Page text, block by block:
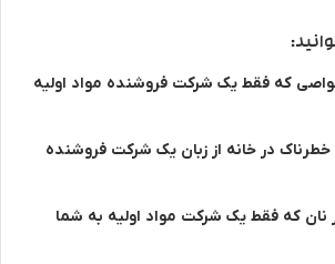
که فقط یک شرکت فروشنده مواد اولیه
در خانه از زبان یک شرکت فروشنده
نان که فقط یک شرکت مواد اولیه به شما